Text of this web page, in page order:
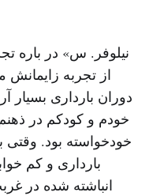
از تجربه
دوران بارداری بسیار
خودم و کودکم در
خودخواسته بود. وقتی
بارداری و کم
انباشته شده در